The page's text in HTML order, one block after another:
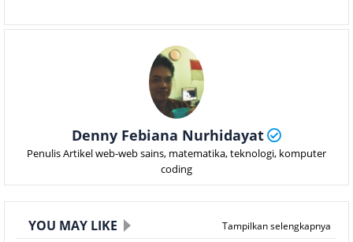
Denny Febiana Nurhidayat
Penulis Artikel web-web sains, matematika, teknologi, komputer
coding
YOU MAY LIKE Tampilkan selengkapnya